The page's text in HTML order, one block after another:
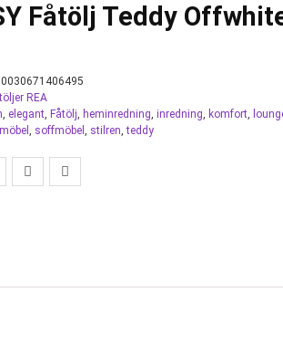
Fåtölj Teddy
REA
, elegant, Fåtölj, heminredning, inredning, komfort,
, soffmöbel , stilren,teddy